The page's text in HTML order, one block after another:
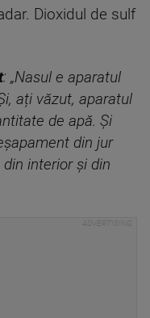
Dioxidul de sulf
: „Nasul e aparatul
ați văzut, aparatul
de apă. Și
din jur
interior și din